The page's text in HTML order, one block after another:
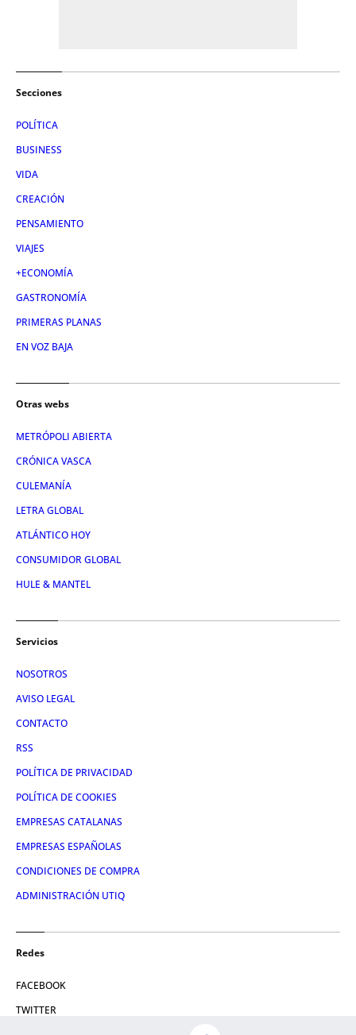
Secciones
POLÍTICA
BUSINESS
VIDA
CREACIÓN
PENSAMIENTO
VIAJES
+ECONOMÍA
GASTRONOMÍA
PRIMERAS PLANAS
EN VOZ BAJA
Otras webs
METRÓPOLI ABIERTA
CRÓNICA VASCA
CULEMANÍA
LETRA GLOBAL
ATLÁNTICO HOY
CONSUMIDOR GLOBAL
HULE & MANTEL
Servicios
NOSOTROS
AVISO LEGAL
CONTACTO
RSS
POLÍTICA DE PRIVACIDAD
POLÍTICA DE COOKIES
EMPRESAS CATALANAS
EMPRESAS ESPAÑOLAS
CONDICIONES DE COMPRA
ADMINISTRACIÓN UTIQ
Redes
FACEBOOK
TWITTER